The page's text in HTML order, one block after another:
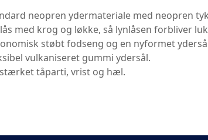
neopren ydermateriale med neopren
med krog og løkke, så lynlåsen forbliver
støbt fodseng og en nyformet
vulkaniseret gummi ydersål.
tåparti, vrist og hæl.